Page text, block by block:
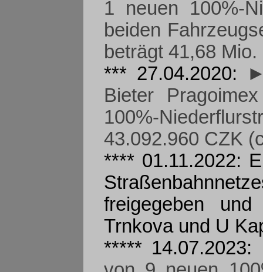
1 neuen 100%-
beiden
beträgt 41,68
*** 27.04.2020:
Bieter
100%-
43.092.960 CZK
**** 01.11.2022:
freigegeben
Trnkova und U
***** 14.07.2023: